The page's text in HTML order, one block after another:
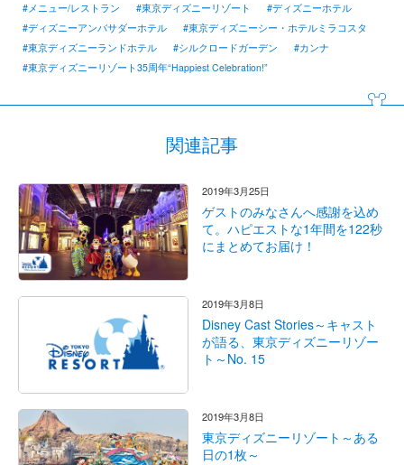
#メニュー/レストラン #東京ディズニーリゾート
#ディズニーホテル
#ディズニーアンバサダーホテル
#東京ディズニーシー・ホテルミラコスタ
#東京ディズニーランドホテル
#シルクロードガーデン
#カンナ
#東京ディズニーリゾート35周年“Happiest Celebration!”
関連記事
2019年3月25日
ゲストのみなさんへ感謝を込め
て。ハピエストな1年間を122秒
にまとめてお届け！
2019年3月8日
Disney Cast Stories～キャスト
が語る、東京ディズニーリゾー
ト～No. 15
2019年3月8日
東京ディズニーリゾート～ある
日の1枚～